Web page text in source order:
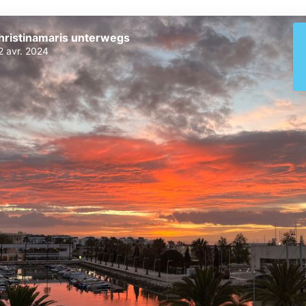
unterwegs
avr. 2024